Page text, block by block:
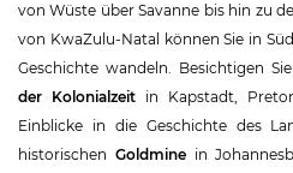
von Wüste über Savanne bis hin zu
von KwaZulu-Natal können Sie in
Geschichte wandeln. Besichtigen
der Kolonialzeit in Kapstadt,
Einblicke in die Geschichte des
historischen Goldminein